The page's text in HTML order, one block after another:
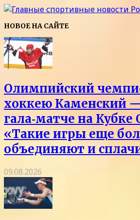
НОВОЕ НА САЙТЕ
Олимпийский
хоккею Каменский
гала‑матче на Кубке
«Такие игры еще
объединяют и
09.08.2026